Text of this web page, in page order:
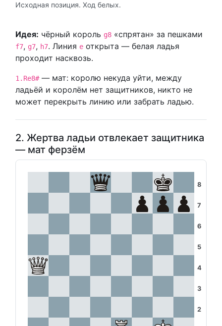
Исходная позиция. Ход белых.
Идея: чёрный король g8 «спрятан» за пешками
f7, g7, h7. Линия e открыта — белая ладья
проходит насквозь.
1.Re8#— мат: королю некуда уйти, между
ладьёй и королём нет защитников, никто не
может перекрыть линию или забрать ладью.
2. Жертва ладьи отвлекает защитника
— мат ферзём
2
3
4
5
6
7
8